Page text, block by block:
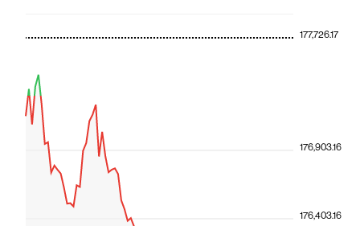
176,403.16
176,903.16
177,726.17